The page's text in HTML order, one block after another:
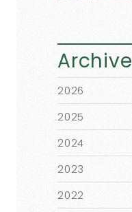
Archive
2026
2025
2024
2023
2022